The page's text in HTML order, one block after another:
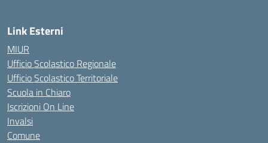
Link Esterni
MIUR
Ufficio Scolastico Regionale
Ufficio Scolastico Territoriale
Scuola in Chiaro
Iscrizioni On Line
Invalsi
Comune